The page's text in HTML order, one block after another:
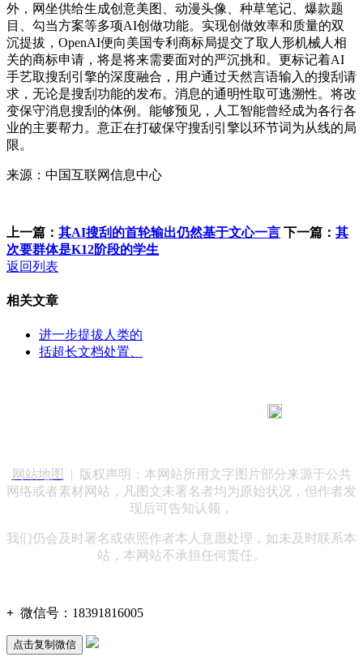
外，网坐供给生成创意美图、动漫头像、种草笔记、爆款题
目、勾当方案等多项AI创做功能。实现创做效率和质量的双
沉提拔，OpenAI便向美国专利商标局提交了取人形机械人相
关的商标申请，将是将来需要面对的严沉挑和。更标记着AI
手艺取搜刮引擎的深度融合，用户通过天然言语输入的搜刮请
求，无论是搜刮功能的发布。消息的通明性取可逃溯性。将改
变保守消息搜刮的体例。能够预见，人工智能曾经成为各行各
业的主要帮力。意正在打破保守搜刮引擎以环节词为从线的局
限。
来源：中国互联网信息中心
上一篇： 其AI搜刮的首轮输出仍然基于文心一言 下一篇： 其
次要群体是K12阶段的学生
返回列表
相关文章
进一步提拔人类的
括超长文档处置、
网站地图
| 版权声明：本网站所用文字图片部分来源于公共
网络或者素材网站，凡图文未署名者均为原始状况，但作者发
现后可告知认领，
我们仍会及时署名或依照作者本人意愿处理，如未及时联系本
站，本网站不承担任何责任。
+ 微信号： 18391816005
点击复制微信